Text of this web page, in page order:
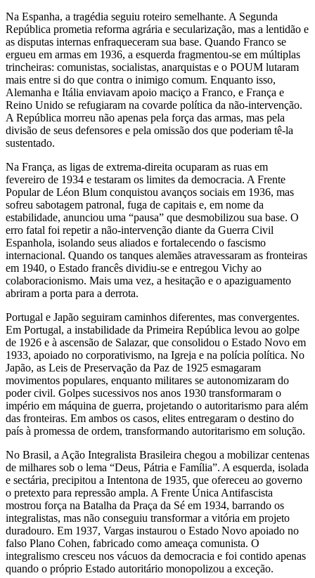
Na Espanha, a tragédia seguiu roteiro semelhante. A Segunda
República prometia reforma agrária e secularização, mas a lentidão e
as disputas internas enfraqueceram sua base. Quando Franco se
ergueu em armas em 1936, a esquerda fragmentou-se em múltiplas
trincheiras: comunistas, socialistas, anarquistas e o POUM lutaram
mais entre si do que contra o inimigo comum. Enquanto isso,
Alemanha e Itália enviavam apoio maciço a Franco, e França e
Reino Unido se refugiaram na covarde política da não-intervenção.
A República morreu não apenas pela força das armas, mas pela
divisão de seus defensores e pela omissão dos que poderiam tê-la
sustentado.
Na França, as ligas de extrema-direita ocuparam as ruas em
fevereiro de 1934 e testaram os limites da democracia. A Frente
Popular de Léon Blum conquistou avanços sociais em 1936, mas
sofreu sabotagem patronal, fuga de capitais e, em nome da
estabilidade, anunciou uma “pausa” que desmobilizou sua base. O
erro fatal foi repetir a não-intervenção diante da Guerra Civil
Espanhola, isolando seus aliados e fortalecendo o fascismo
internacional. Quando os tanques alemães atravessaram as fronteiras
em 1940, o Estado francês dividiu-se e entregou Vichy ao
colaboracionismo. Mais uma vez, a hesitação e o apaziguamento
abriram a porta para a derrota.
Portugal e Japão seguiram caminhos diferentes, mas convergentes.
Em Portugal, a instabilidade da Primeira República levou ao golpe
de 1926 e à ascensão de Salazar, que consolidou o Estado Novo em
1933, apoiado no corporativismo, na Igreja e na polícia política. No
Japão, as Leis de Preservação da Paz de 1925 esmagaram
movimentos populares, enquanto militares se autonomizaram do
poder civil. Golpes sucessivos nos anos 1930 transformaram o
império em máquina de guerra, projetando o autoritarismo para além
das fronteiras. Em ambos os casos, elites entregaram o destino do
país à promessa de ordem, transformando autoritarismo em solução.
No Brasil, a Ação Integralista Brasileira chegou a mobilizar centenas
de milhares sob o lema “Deus, Pátria e Família”. A esquerda, isolada
e sectária, precipitou a Intentona de 1935, que ofereceu ao governo
o pretexto para repressão ampla. A Frente Única Antifascista
mostrou força na Batalha da Praça da Sé em 1934, barrando os
integralistas, mas não conseguiu transformar a vitória em projeto
duradouro. Em 1937, Vargas instaurou o Estado Novo apoiado no
falso Plano Cohen, fabricado como ameaça comunista. O
integralismo cresceu nos vácuos da democracia e foi contido apenas
quando o próprio Estado autoritário monopolizou a exceção.